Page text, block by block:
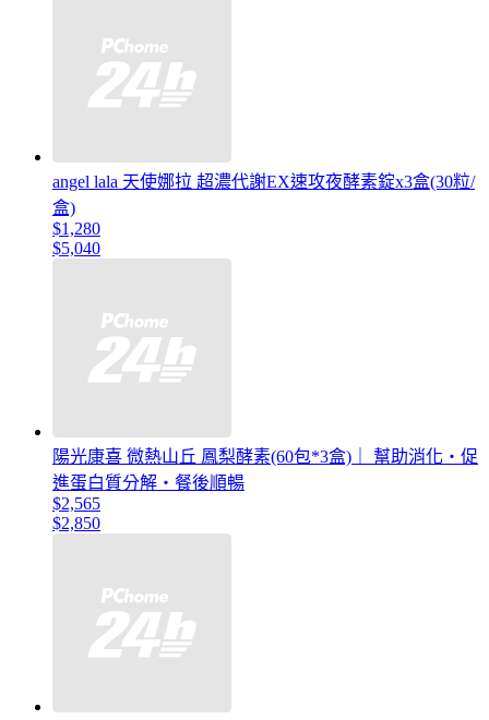
angel lala 天使娜拉 超濃代謝EX速攻夜酵素錠x3盒(30粒/
盒)
$1,280
$5,040
陽光康喜 微熱山丘 鳳梨酵素(60包*3盒)｜ 幫助消化・促
進蛋白質分解・餐後順暢
$2,565
$2,850